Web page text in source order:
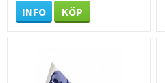
INFO KÖP